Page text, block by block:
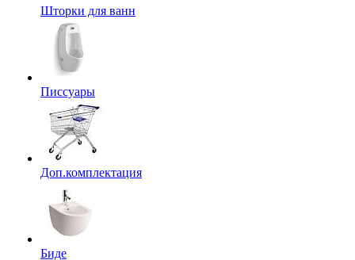
Шторки для ванн
Писсуары
Доп.комплектация
Биде